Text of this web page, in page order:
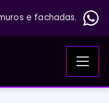
e fachadas.